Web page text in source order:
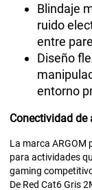
Blindaje
ruido
entre
Diseño
entorno
Conectividad
La marca ARGOM
para actividades
gaming
De Red Cat6 Gris